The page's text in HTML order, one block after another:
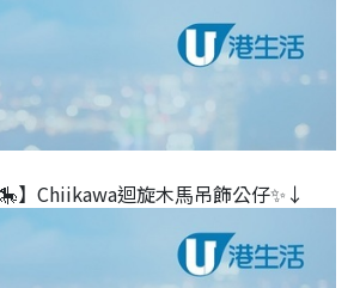
】Chiikawa迴旋木⾺吊飾公仔✨↓